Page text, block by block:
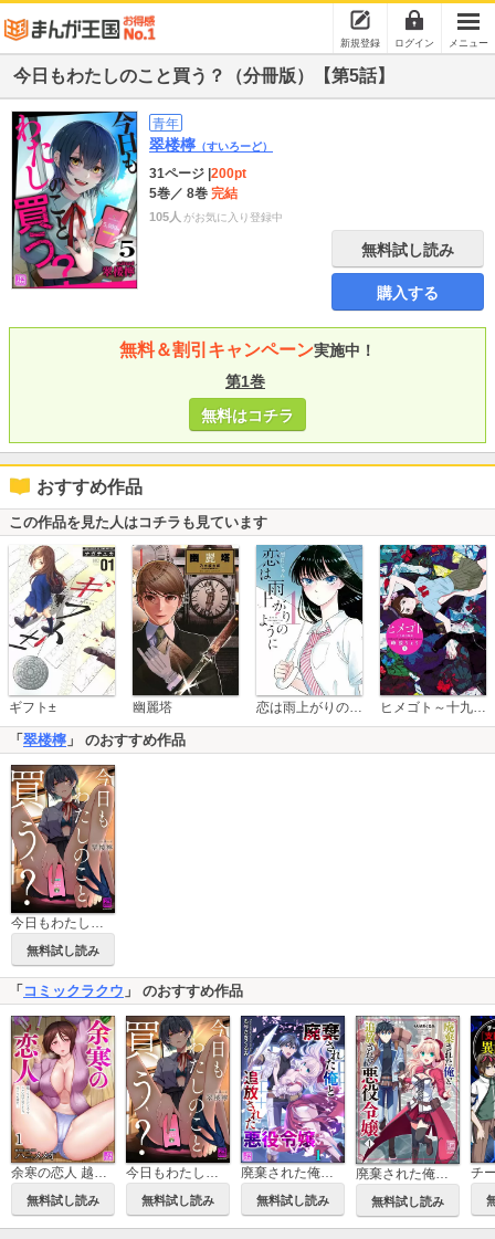
新規登録 ログイン メニュー
今日もわたしのこと買う？（分冊版）【第5話】
青年
翠楼檸 （すいろーど）
31ページ 200pt
5巻／ 8巻 完結
105人 がお気に入り登録中
無料試し読み
購入する
無料＆割引キャンペーン実施中！
第1巻
無料はコチラ
おすすめ作品
この作品を見た人はコチラも見ています
ギフト± 幽麗塔 恋は雨上がりのように ヒメゴト～十九歳の制服～
「 翠楼檸 」 のおすすめ作品
今日もわたしのこと買う？
無料試し読み
「 コミックラクウ 」 のおすすめ作品
余寒の恋人 越してきたシンママをエロい目で見てたら、向こうも俺を…（分冊版）
無料試し読み
今日もわたしのこと買う？
無料試し読み
廃棄された俺と追放された悪役令嬢（分冊版）
無料試し読み 無料試し読み